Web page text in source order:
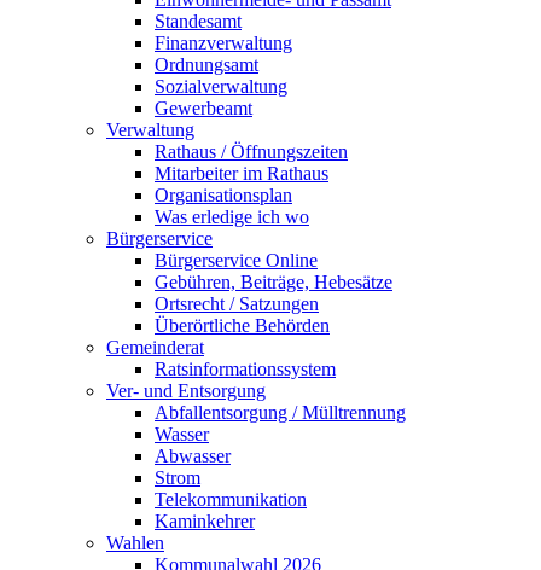
Standesamt
Finanzverwaltung
Ordnungsamt
Sozialverwaltung
Gewerbeamt
Verwaltung
Rathaus / Öffnungszeiten
Mitarbeiter im Rathaus
Organisationsplan
Was erledige ich wo
Bürgerservice
Bürgerservice Online
Gebühren, Beiträge, Hebesätze
Ortsrecht / Satzungen
Überörtliche Behörden
Gemeinderat
Ratsinformationssystem
Ver- und Entsorgung
Abfallentsorgung / Mülltrennung
Wasser
Abwasser
Strom
Telekommunikation
Kaminkehrer
Wahlen
Kommunalwahl 2026